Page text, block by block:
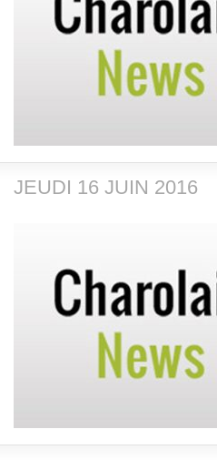
JEUDI 16 JUIN 2016